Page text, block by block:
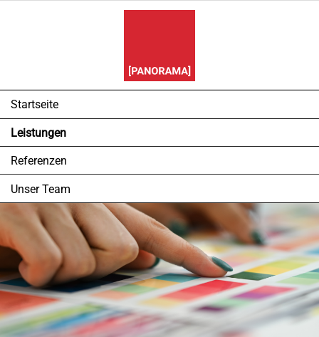
Navigation
überspringen
Startseite
Leistungen
Referenzen
Unser Team